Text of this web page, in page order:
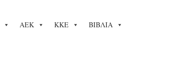
ΑΕΚ ΚΚΕ ΒΙΒΛΙΑ